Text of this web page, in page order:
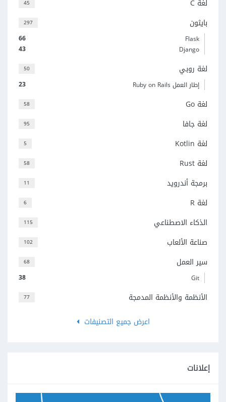
45 لغة C
297 بايثون
66
Flask
43
Django
50 لغة روبي
23 إطار العمل Ruby on Rails
58 لغة Go
95 لغة جافا
5 لغة Kotlin
58 لغة Rust
11 برمجة أندرويد
6 لغة R
115 الذكاء الاصطناعي
102 صناعة الألعاب
68 سير العمل
38 Git
77
الأنظمة والأنظمة المدمجة
اعرض جميع التصنيفات
إعلانات